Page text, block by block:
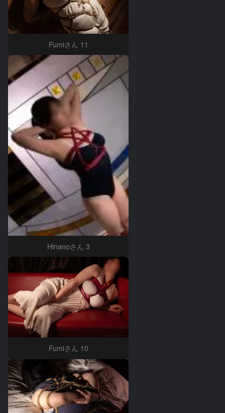
Fumiさん 11
Hinanoさん 3
Fumiさん 10